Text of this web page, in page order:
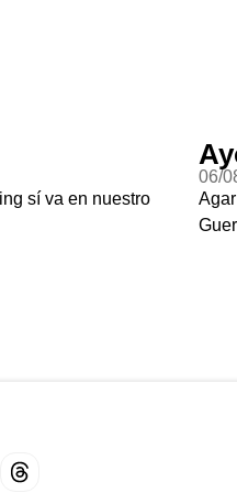
sí va en nuestro
06/